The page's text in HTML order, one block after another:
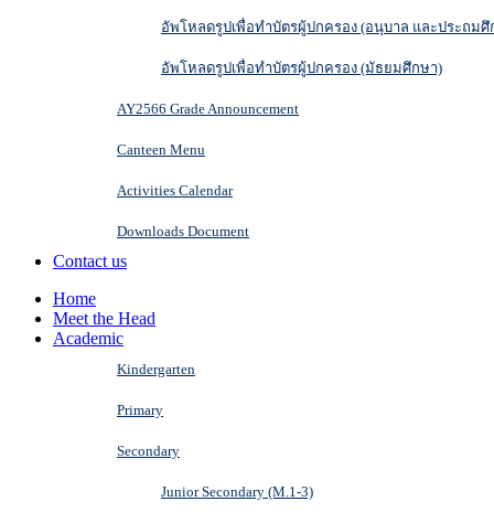
อัพโหลดรูปเพื่อทำบัตรผู้ปกครอง (อนุบาล และประถมศึ
อัพโหลดรูปเพื่อทำบัตรผู้ปกครอง (มัธยมศึกษา)
AY2566 Grade Announcement
Canteen Menu
Activities Calendar
Downloads Document
Contact us
Home
Meet the Head
Academic
Kindergarten
Primary
Secondary
Junior Secondary (M.1-3)